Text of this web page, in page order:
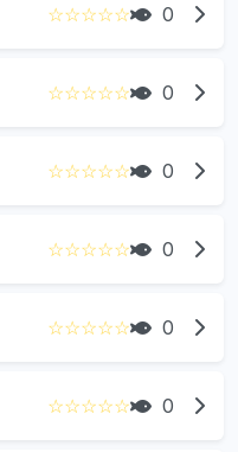
☆☆☆☆☆ 0
☆☆☆☆☆ 0
☆☆☆☆☆ 0
☆☆☆☆☆ 0
☆☆☆☆☆ 0
☆☆☆☆☆ 0